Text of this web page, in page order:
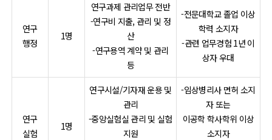
연구
행정
1명
연구과제 관리업무 전반
-연구비 지출, 관리 및 정
산
-연구용역 계약 및 관리
등
-전문대학교 졸업 이상
학력 소지자
-관련 업무경험 1년 이
상자 우대
연구
실험
1명
연구시설/기자재 운용 및
관리
-중앙실험실 관리 및 실험
지원
-임상병리사 면허 소지
자 또는
이공학 학사학위 이상
소지자